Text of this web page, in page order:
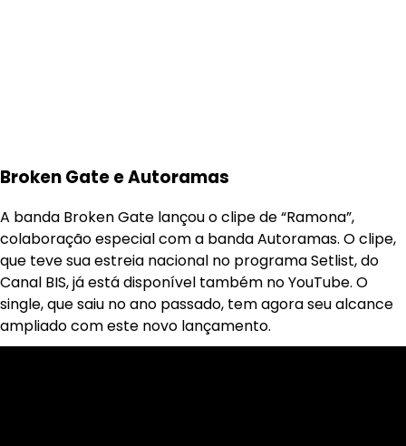
Broken Gate e Autoramas
A banda Broken Gate lançou o clipe de “Ramona”,
colaboração especial com a banda Autoramas. O clipe,
que teve sua estreia nacional no programa Setlist, do
Canal BIS, já está disponível também no YouTube. O
single, que saiu no ano passado, tem agora seu alcance
ampliado com este novo lançamento.